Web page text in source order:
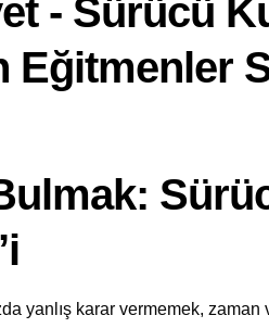
yanlış karar vermemek,